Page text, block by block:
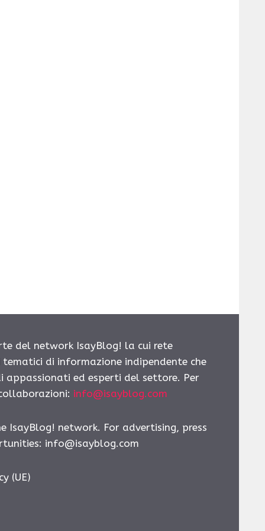
del network IsayBlog! la cui rete
di informazione indipendente che
ed esperti del settore. Per
info@isayblog.com
IsayBlog! network. For advertising, press
info@isayblog.com
(UE)